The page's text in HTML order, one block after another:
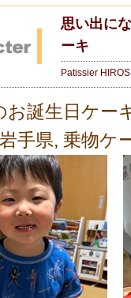
思い出に
ーキ
Patissier
お誕生日ケー
岩手県, 乗物ケ